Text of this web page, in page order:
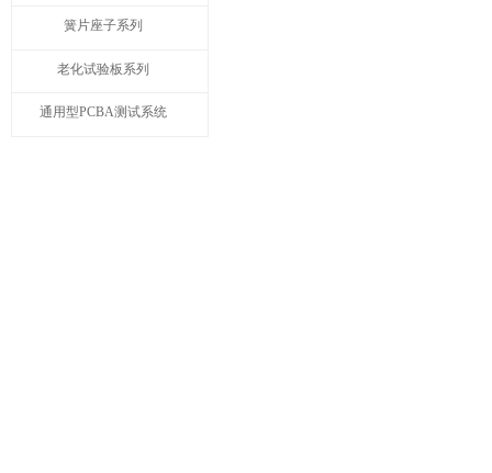
簧片座子系列
老化试验板系列
通用型PCBA测试系统